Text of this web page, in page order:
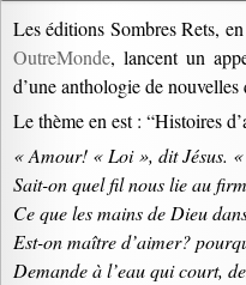
Les éditions Sombres Rets,
OutreMonde, lancent un
d’une anthologie de
Le thème en est : “Histoires
« Amour! « Loi », dit Jésus.
Sait-on quel fil nous lie au
Ce que les mains de Dieu
Est-on maître d’aimer?
Demande à l’eau qui court,